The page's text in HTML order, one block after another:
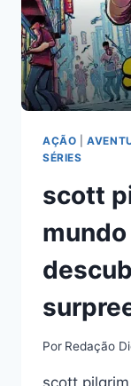
AÇÃO |
SÉRIES
scott
Por Redação